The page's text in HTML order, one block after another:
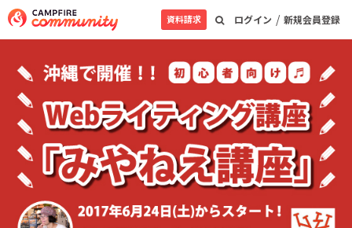
ログイン / 新規会員登録
資料請求